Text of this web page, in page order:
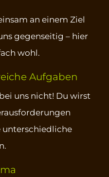
an einem Ziel
gegenseitig – hier
wohl.
Aufgaben
uns nicht! Du wirst
unterschiedliche